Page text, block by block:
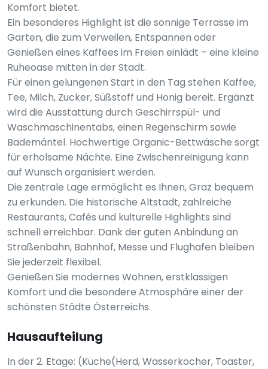
Komfort bietet.
Ein besonderes Highlight ist die sonnige Terrasse im
Garten, die zum Verweilen, Entspannen oder
Genießen eines Kaffees im Freien einlädt – eine kleine
Ruheoase mitten in der Stadt.
Für einen gelungenen Start in den Tag stehen Kaffee,
Tee, Milch, Zucker, Süßstoff und Honig bereit. Ergänzt
wird die Ausstattung durch Geschirrspül- und
Waschmaschinentabs, einen Regenschirm sowie
Bademäntel. Hochwertige Organic-Bettwäsche sorgt
für erholsame Nächte. Eine Zwischenreinigung kann
auf Wunsch organisiert werden.
Die zentrale Lage ermöglicht es Ihnen, Graz bequem
zu erkunden. Die historische Altstadt, zahlreiche
Restaurants, Cafés und kulturelle Highlights sind
schnell erreichbar. Dank der guten Anbindung an
Straßenbahn, Bahnhof, Messe und Flughafen bleiben
Sie jederzeit flexibel.
Genießen Sie modernes Wohnen, erstklassigen
Komfort und die besondere Atmosphäre einer der
schönsten Städte Österreichs.
Hausaufteilung
In der 2. Etage: (Küche(Herd, Wasserkocher, Toaster,